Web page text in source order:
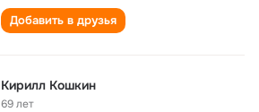
Добавить в друзья
Кирилл Кошкин
69 лет